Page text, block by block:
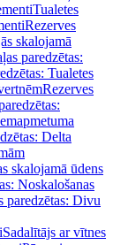
Tualetes
Rezerves
skalojamā
paredzētas:
Tualetes
Rezerves
Delta
skalojamā ūdens
Noskalošanas
paredzētas: Divu
Sadalītājs ar vītnes